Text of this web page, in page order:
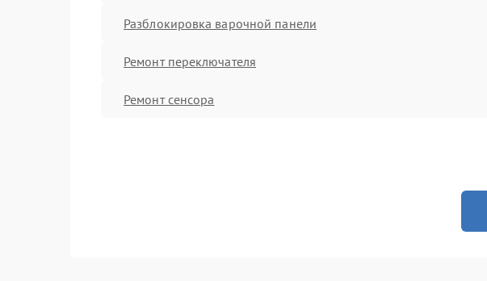
Разблокировка варочной панели
Ремонт переключателя
Ремонт сенсора